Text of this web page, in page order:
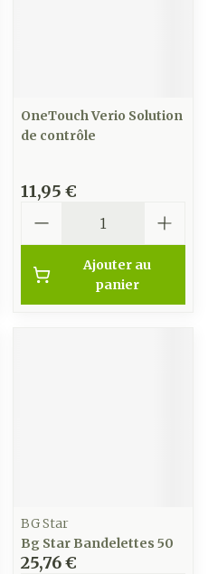
OneTouch Verio Solution
de contrôle
11,95 €
Ajouter au
panier
BG Star
Bg Star Bandelettes 50
25,76 €